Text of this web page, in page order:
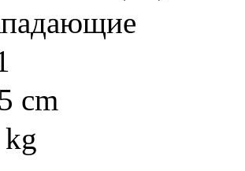
cm